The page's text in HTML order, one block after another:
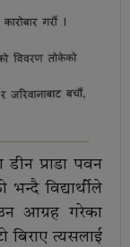
डीन प्राडा पवन
विद्यार्थीेले
आग्रह गरेका
बिराए त्यसलाई